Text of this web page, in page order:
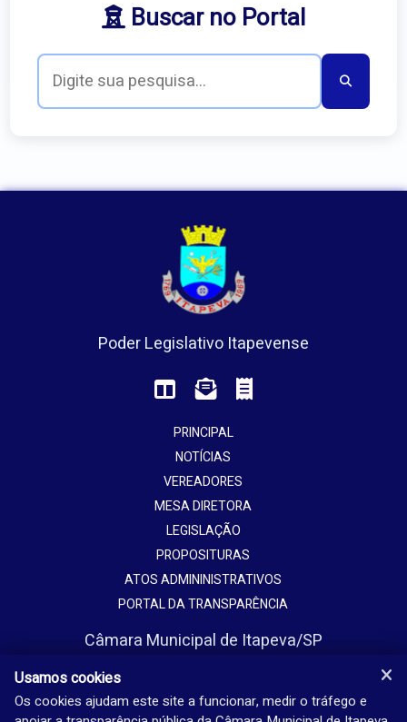
Buscar no Portal
Poder Legislativo Itapevense
PRINCIPAL
NOTÍCIAS
VEREADORES
MESA DIRETORA
LEGISLAÇÃO
PROPOSITURAS
ATOS ADMININISTRATIVOS
PORTAL DA TRANSPARÊNCIA
Câmara Municipal de Itapeva/SP
Jardim Europa - Itapeva - SP - Brasil
Usamos cookies
Os cookies ajudam este site a funcionar, medir o tráfego e